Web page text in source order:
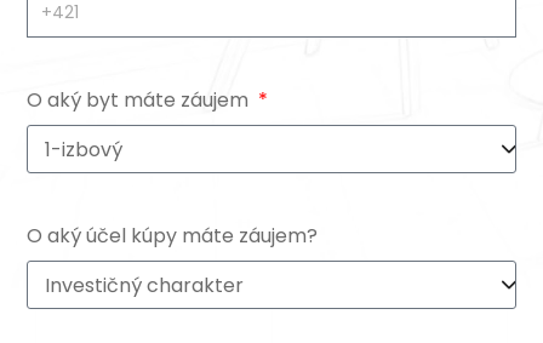
O aký byt máte záujem
O aký účel kúpy máte záujem?